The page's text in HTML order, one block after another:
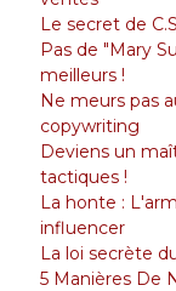
Le secret de
Pas de "Mary
meilleurs !
Ne meurs pas
copywriting
Deviens un
tactiques !
La honte :
influencer
La loi secrète
5 Manières De